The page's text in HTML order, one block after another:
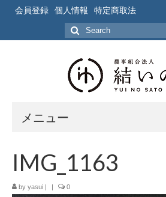
会員登録 個人情報
特定商取法
Search
for:
メニュー
作業風景
IMG_1163
by yasui | | 0